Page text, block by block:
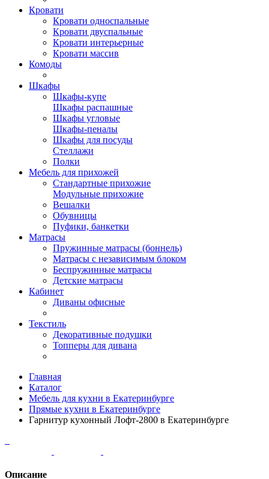
Кровати
Кровати односпальные
Кровати двуспальные
Кровати интерьерные
Кровати массив
Комоды
Шкафы
Шкафы-купе
Шкафы распашные
Шкафы угловые
Шкафы-пеналы
Шкафы для посуды
Стеллажи
Полки
Мебель для прихожей
Стандартные прихожие
Модульные прихожие
Вешалки
Обувницы
Пуфики, банкетки
Матрасы
Пружинные матрасы (боннель)
Матрасы с независимым блоком
Беспружинные матрасы
Детские матрасы
Кабинет
Диваны офисные
Текстиль
Декоративные подушки
Топперы для дивана
Главная
Каталог
Мебель для кухни в Екатеринбурге
Прямые кухни в Екатеринбурге
Гарнитур кухонный Лофт-2800 в Екатеринбурге
Описание